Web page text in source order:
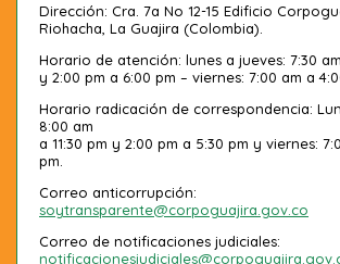
Dirección: Cra. 7a No 12-15 Edificio
Riohacha, La Guajira (Colombia).
Horario de atención: lunes a jueves: 7:30
y 2:00 pm a 6:00 pm – viernes: 7:00 am a
Horario radicación de correspondencia:
8:00 am
a 11:30 pm y 2:00 pm a 5:30 pm y viernes:
pm.
Correo anticorrupción:
soytransparente@corpoguajira.gov.co
Correo de notificaciones judiciales: